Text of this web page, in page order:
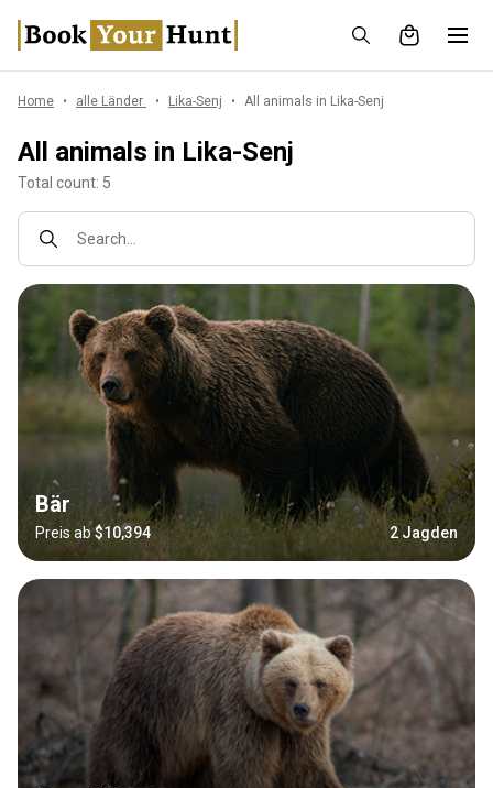
Home alle Länder Lika-Senj All animals in Lika-Senj
All animals in Lika-Senj
Total count: 5
Search...
Bär
Preis ab$10,394 2 Jagden